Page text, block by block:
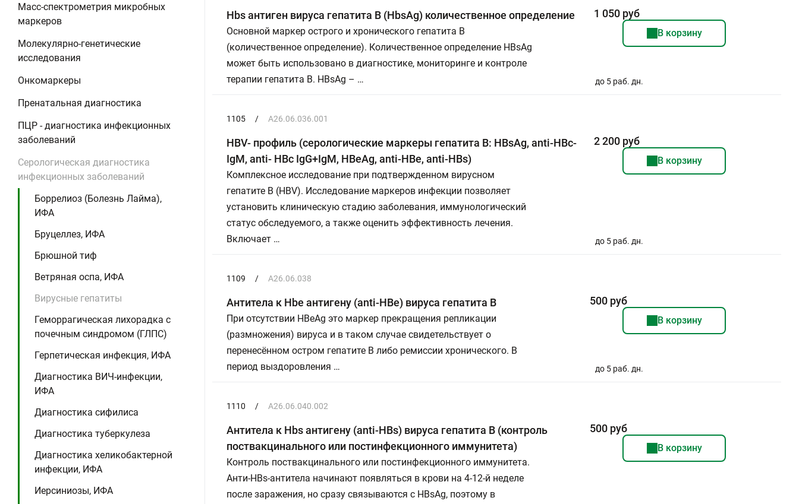
Масс-спектрометрия микробных
маркеров
Молекулярно-генетические
исследования
Онкомаркеры
Пренатальная диагностика
ПЦР - диагностика инфекционных
заболеваний
Серологическая диагностика
инфекционных заболеваний
Боррелиоз (Болезнь Лайма),
ИФА
Бруцеллез, ИФА
Брюшной тиф
Ветряная оспа, ИФА
Вирусные гепатиты
Геморрагическая лихорадка с
почечным синдромом (ГЛПС)
Герпетическая инфекция, ИФА
Диагностика ВИЧ-инфекции,
ИФА
Диагностика сифилиса
Диагностика туберкулеза
Диагностика хеликобактерной
инфекции, ИФА
Иерсиниозы, ИФА
Hbs антиген вируса гепатита В (HbsAg) количественное определение
Основной маркер острого и хронического гепатита В
(количественное определение). Количественное определение HBsAg
может быть использовано в диагностике, мониторинге и контроле
терапии гепатита В. HBsAg – …
1 050 руб
В корзину
до 5 раб. дн.
1105 / A26.06.036.001
HBV- профиль (серологические маркеры гепатита В: HBsAg, anti-HBc-
IgM, anti- HBc IgG+IgМ, HBeAg, anti-HBe, anti-HBs)
Комплексное исследование при подтвержденном вирусном
гепатите В (HBV). Исследование маркеров инфекции позволяет
установить клиническую стадию заболевания, иммунологический
статус обследуемого, а также оценить эффективность лечения.
Включает …
2 200 руб
В корзину
до 5 раб. дн.
1109 / A26.06.038
Антитела к Hbe антигену (anti-HBe) вируса гепатита В
При отсутствии HBeAg это маркер прекращения репликации
(размножения) вируса и в таком случае свидетельствует о
перенесённом остром гепатите В либо ремиссии хронического. В
период выздоровления …
500 руб
В корзину
до 5 раб. дн.
1110 / A26.06.040.002
Антитела к Hbs антигену (anti-HBs) вируса гепатита В (контроль
поствакцинального или постинфекционного иммунитета)
Контроль поствакцинального или постинфекционного иммунитета.
Анти-HBs-антитела начинают появляться в крови на 4-12-й неделе
после заражения, но сразу связываются с HBsAg, поэтому в
500 руб
В корзину